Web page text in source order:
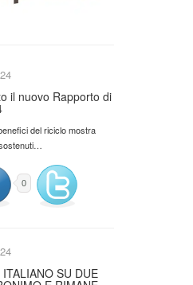
il nuovo Rapporto di
del riciclo mostra
0
SU DUE